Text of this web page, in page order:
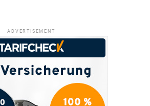
ADVERTISEMENT